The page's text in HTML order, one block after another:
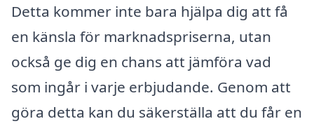
Detta kommer inte bara hjälpa dig att få
en känsla för marknadspriserna, utan
också ge dig en chans att jämföra vad
som ingår i varje erbjudande. Genom att
göra detta kan du säkerställa att du får en